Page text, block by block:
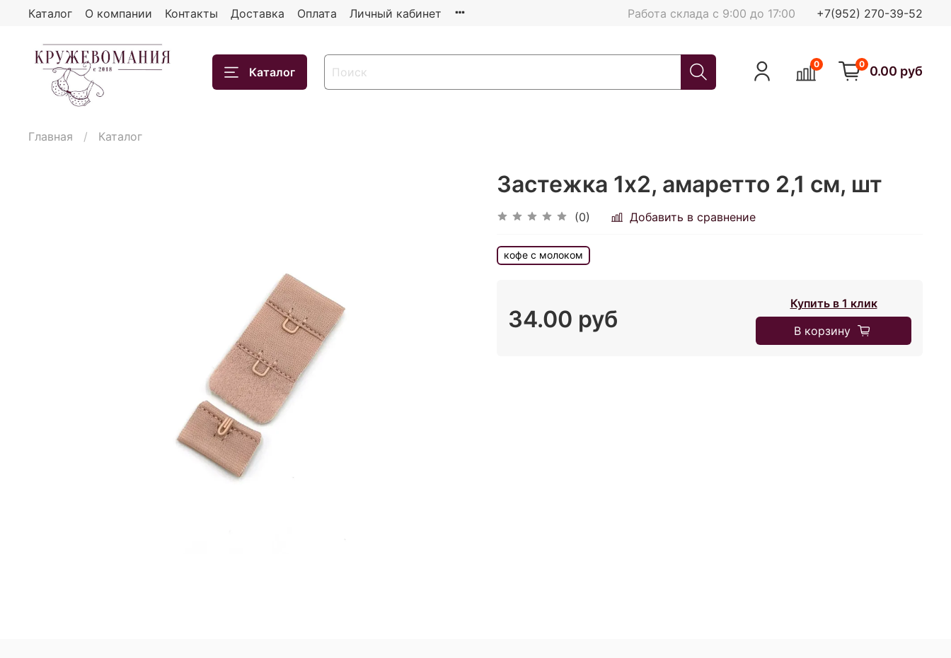
Каталог О компании Контакты Доставка Оплата Личный кабинет Работа склада с 9:00 до 17:00 +7(952) 270-39-52
Каталог
0 0 0.00 руб
Главная Каталог
Застежка 1х2, амаретто 2,1 см, шт
(0) Добавить в сравнение
кофе с молоком
34.00 руб
Купить в 1 клик
В корзину